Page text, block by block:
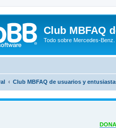
Club MBFAQ
Todo sobre Mercedes-
Club MBFAQ de usuarios y